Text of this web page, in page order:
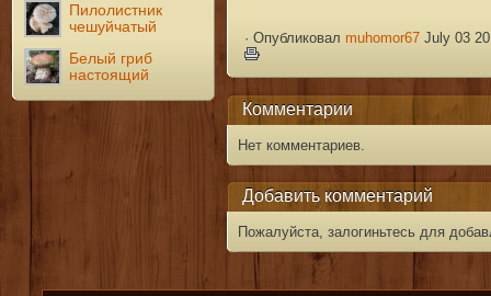
Пилолистник
чешуйчатый
Белый гриб
настоящий
· Опубликовал muhomor67 July 03
Комментарии
Нет комментариев.
Добавить комментарий
Пожалуйста, залогиньтесь для